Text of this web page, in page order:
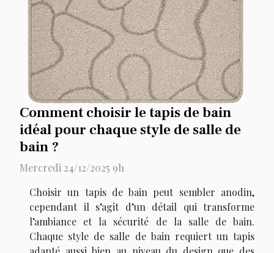
Comment choisir le tapis de bain
idéal pour chaque style de salle de
bain ?
Mercredi 24/12/2025 9h
Choisir un tapis de bain peut sembler anodin,
cependant il s’agit d’un détail qui transforme
l’ambiance et la sécurité de la salle de bain.
Chaque style de salle de bain requiert un tapis